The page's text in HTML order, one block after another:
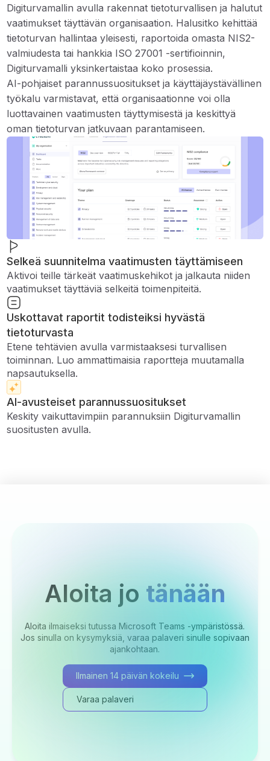
Digiturvamallin avulla rakennat tietoturvallisen ja halutut
vaatimukset täyttävän organisaation. Halusitko kehittää
tietoturvan hallintaa yleisesti, raportoida omasta NIS2-
valmiudesta tai hankkia ISO 27001 -sertifioinnin,
Digiturvamalli yksinkertaistaa koko prosessia.
AI-pohjaiset parannussuositukset ja käyttäjäystävällinen
työkalu varmistavat, että organisaationne voi olla
luottavainen vaatimusten täyttymisestä ja keskittyä
oman tietoturvan jatkuvaan parantamiseen.
Selkeä suunnitelma vaatimusten täyttämiseen
Aktivoi teille tärkeät vaatimuskehikot ja jalkauta niiden
vaatimukset täyttäviä selkeitä toimenpiteitä.
Uskottavat raportit todisteiksi hyvästä
tietoturvasta
Etene tehtävien avulla varmistaaksesi turvallisen
toiminnan. Luo ammattimaisia ​​raportteja muutamalla
napsautuksella.
AI-avusteiset parannussuositukset
Keskity vaikuttavimpiin parannuksiin Digiturvamallin
suositusten avulla.
Aloita jo tänään
Aloita ilmaiseksi tutussa Microsoft Teams -ympäristössä.
Jos sinulla on kysymyksiä, varaa palaveri sinulle sopivaan
ajankohtaan.
Ilmainen 14 päivän kokeilu
Varaa palaveri